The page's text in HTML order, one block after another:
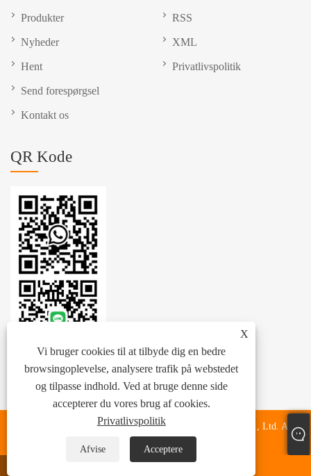
X
Vi bruger cookies til at tilbyde dig en bedre
browsingoplevelse, analysere trafik på webstedet
og tilpasse indhold. Ved at bruge denne side
accepterer du vores brug af cookies.
Privatlivspolitik
Afvise Acceptere
Produkter
Nyheder
Hent
Send forespørgsel
Kontakt os
RSS
XML
Privatlivspolitik
QR Kode
Copyright © 2024 Zhejiang Zhenhang International Trade Co., Ltd. Alle
rettigheder forbeholdes.